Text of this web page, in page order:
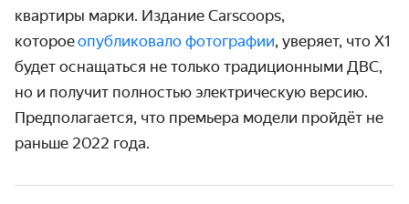
квартиры марки. Издание Carscoops,
котороеопубликовало фотографии, уверяет, что Х1
будет оснащаться не только традиционными ДВС,
но и получит полностью электрическую версию.
Предполагается, что премьера модели пройдёт не
раньше 2022 года.